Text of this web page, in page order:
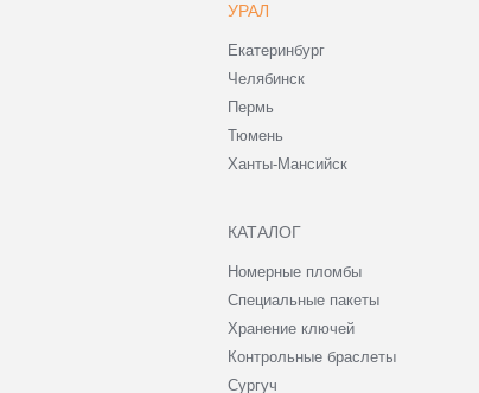
УРАЛ
Екатеринбург
Челябинск
Пермь
Тюмень
Ханты-Мансийск
КАТАЛОГ
Номерные пломбы
Специальные пакеты
Хранение ключей
Контрольные браслеты
Сургуч